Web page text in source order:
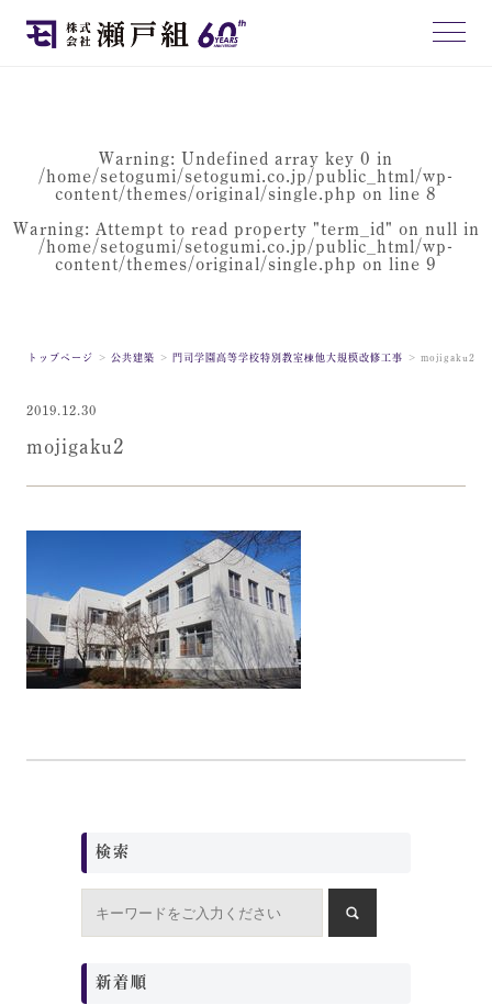
Warning: Undefined array key 0 in
/home/setogumi/setogumi.co.jp/public_html/wp-
content/themes/original/single.php on line 8
Warning: Attempt to read property "term_id" on null in
/home/setogumi/setogumi.co.jp/public_html/wp-
content/themes/original/single.php on line 9
トップページ 公共建築 門司学園高等学校特別教室棟他大規模改修工事 mojigaku2
2019.12.30
mojigaku2
検索
新着順